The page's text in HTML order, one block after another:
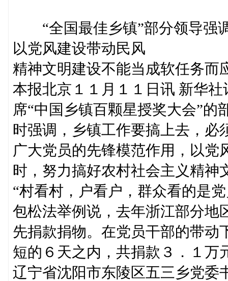
“全国最佳乡镇”部分领导强
以党风建设带动民风
精神文明建设不能当成软任务而
本报北京１１月１１日讯 新华
席“中国乡镇百颗星授奖大会”
时强调，乡镇工作要搞上去，必
广大党员的先锋模范作用，以党
时，努力搞好农村社会主义精神
“村看村，户看户，群众看的是
包松法举例说，去年浙江部分地
先捐款捐物。在党员干部的带动
短的６天之内，共捐款３．１万
辽宁省沈阳市东陵区五三乡党委